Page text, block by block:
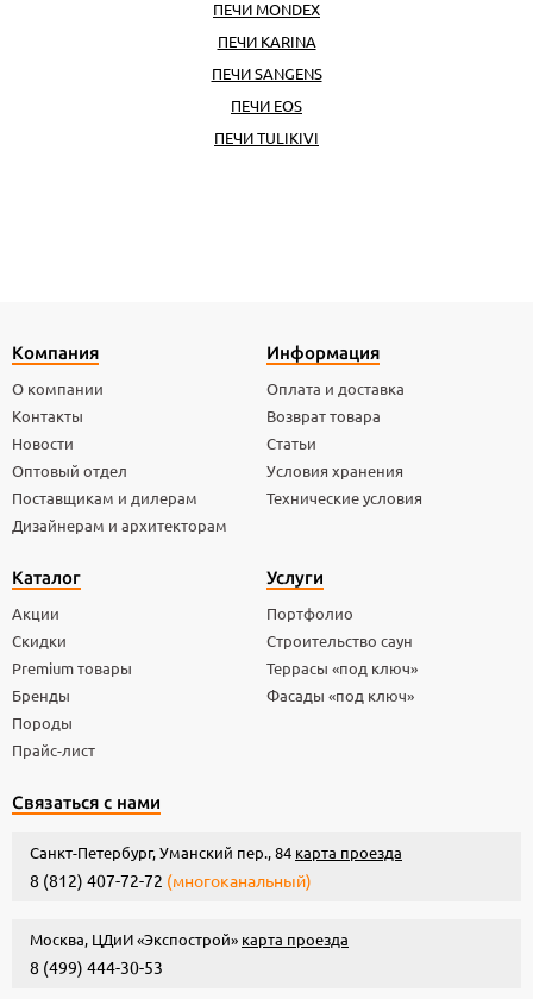
ПЕЧИ MONDEX
ПЕЧИ KARINA
ПЕЧИ SANGENS
ПЕЧИ EOS
ПЕЧИ TULIKIVI
Компания
О компании
Контакты
Новости
Оптовый отдел
Поставщикам и дилерам
Дизайнерам и архитекторам
Информация
Оплата и доставка
Возврат товара
Статьи
Условия хранения
Технические условия
Каталог
Акции
Скидки
Premium товары
Бренды
Породы
Прайс-лист
Услуги
Портфолио
Строительство саун
Террасы «под ключ»
Фасады «под ключ»
Связаться с нами
Санкт-Петербург, Уманский пер., 84 карта проезда
8 (812) 407-72-72 (многоканальный)
Москва, ЦДиИ «Экспострой» карта проезда
8 (499) 444-30-53